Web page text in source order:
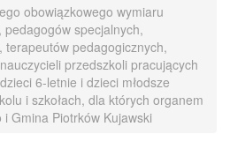
obowiązkowego wymiaru
specjalnych,
terapeutów pedagogicznych,
przedszkoli pracujących
6-letnie i dzieci młodsze
i szkołach, dla których organem
Gmina Piotrków Kujawski